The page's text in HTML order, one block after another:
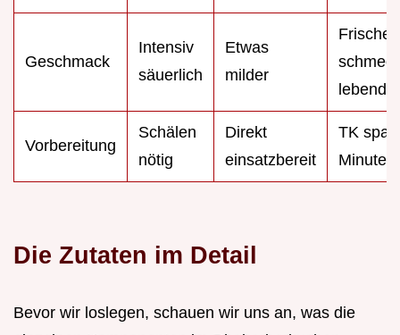
Geschmack
Intensiv
säuerlich
Etwas
milder
Frische
Vorbereitung
Schälen
nötig
Direkt
einsatzbereit
TK
Minuten
Die Zutaten im Detail
Bevor wir loslegen, schauen wir uns an, was die